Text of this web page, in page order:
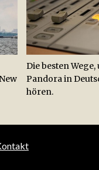
Die besten Wege,
Pandora in
hören.